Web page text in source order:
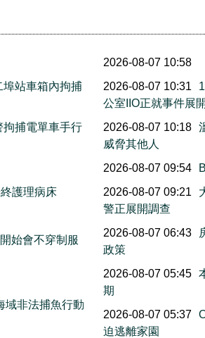
埠站車箱內拘捕
拘捕電單車手行
護理病床
始會不穿制服
域非法捕魚行動
2026-08-07 10:58
2026-08-07 10:31
公室IIO正就事件展
2026-08-07 10:18
威脅其他人
2026-08-07 09:54
2026-08-07 09:21
警正展開調查
2026-08-07 06:43
政策
2026-08-07 05:45
期
2026-08-07 05:37
迫逃離家園